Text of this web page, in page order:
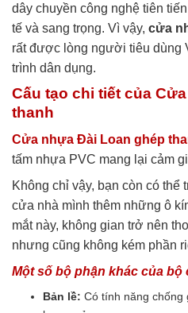
dây chuyền công nghệ tiên
tế và sang trọng. Vì vậy, cửa
rất được lòng người tiêu dùng
trình dân dụng.
Cấu tạo chi tiết của
thanh
Cửa nhựa Đài Loan ghép
tấm nhựa PVC mang lại cảm
Không chỉ vậy, bạn còn có thể
cửa nhà mình thêm những ô
mắt này, không gian trở nên
nhưng cũng không kém phần
Một số bộ phận khác của bộ
Bản lề: Có tính năng chống